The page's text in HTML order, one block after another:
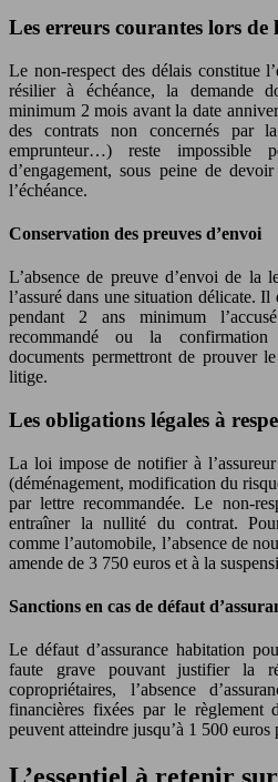
Les erreurs courantes lors de
Le non-respect des délais constitue
résilier à échéance, la demande
minimum 2 mois avant la date
des contrats non concernés par
emprunteur…) reste impossible
d’engagement, sous peine de
l’échéance.
Conservation des preuves d’envoi
L’absence de preuve d’envoi de la
l’assuré dans une situation délicate.
pendant 2 ans minimum
recommandé ou la confirmation
documents permettront de prouver
litige.
Les obligations légales à
La loi impose de notifier à
(déménagement, modification du
par lettre recommandée. Le non-
entraîner la nullité du contrat.
comme l’automobile, l’absence de
amende de 3 750 euros et à la
Sanctions en cas de défaut
Le défaut d’assurance habitation
faute grave pouvant justifier la
copropriétaires, l’absence
financières fixées par le règlement
peuvent atteindre jusqu’à 1 500 euros